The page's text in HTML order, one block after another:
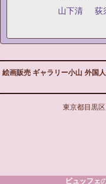
山下清
荻
絵画販売 ギャラリー小山 外国
東京都目黒
ビュッフェ